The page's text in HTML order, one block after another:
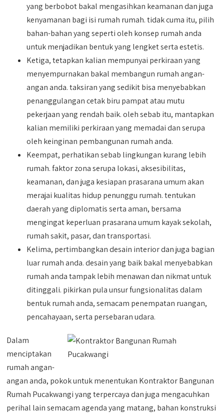
yang berbobot bakal mengasihkan keamanan dan juga
kenyamanan bagi isi rumah rumah. tidak cuma itu, pilih
bahan-bahan yang seperti oleh konsep rumah anda
untuk menjadikan bentuk yang lengket serta estetis.
Ketiga, tetapkan kalian mempunyai perkiraan yang
menyempurnakan bakal membangun rumah angan-
angan anda. taksiran yang sedikit bisa menyebabkan
penanggulangan cetak biru pampat atau mutu
pekerjaan yang rendah baik. oleh sebab itu, mantapkan
kalian memiliki perkiraan yang memadai dan serupa
oleh keinginan pembangunan rumah anda.
Keempat, perhatikan sebab lingkungan kurang lebih
rumah. faktor zona serupa lokasi, aksesibilitas,
keamanan, dan juga kesiapan prasarana umum akan
merajai kualitas hidup penunggu rumah. tentukan
daerah yang diplomatis serta aman, bersama
mengingat keperluan prasarana umum kayak sekolah,
rumah sakit, pasar, dan transportasi.
Kelima, pertimbangkan desain interior dan juga bagian
luar rumah anda. desain yang baik bakal menyebabkan
rumah anda tampak lebih menawan dan nikmat untuk
ditinggali. pikirkan pula unsur fungsionalitas dalam
bentuk rumah anda, semacam penempatan ruangan,
pencahayaan, serta persebaran udara.
Dalam
menciptakan
rumah angan-
angan anda, pokok untuk menentukan Kontraktor Bangunan
Rumah Pucakwangi yang terpercaya dan juga mengacuhkan
perihal lain semacam agenda yang matang, bahan konstruksi